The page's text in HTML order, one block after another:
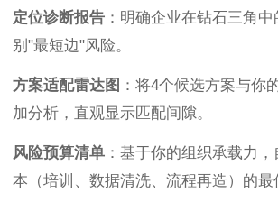
定位诊断报告 ：明确企业在钻石三角
别"最短边"风险。
方案适配雷达图 ：将4个候选方案与你
加分析，直观显示匹配间隙。
风险预算清单 ：基于你的组织承载力
本（培训、数据清洗、流程再造）的最